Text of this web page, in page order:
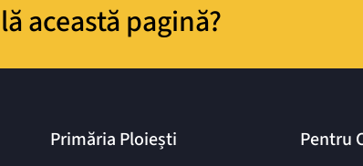
această pagină?
Primăria Ploiești Pentru